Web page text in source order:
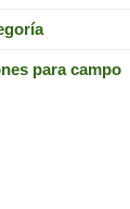
para campo